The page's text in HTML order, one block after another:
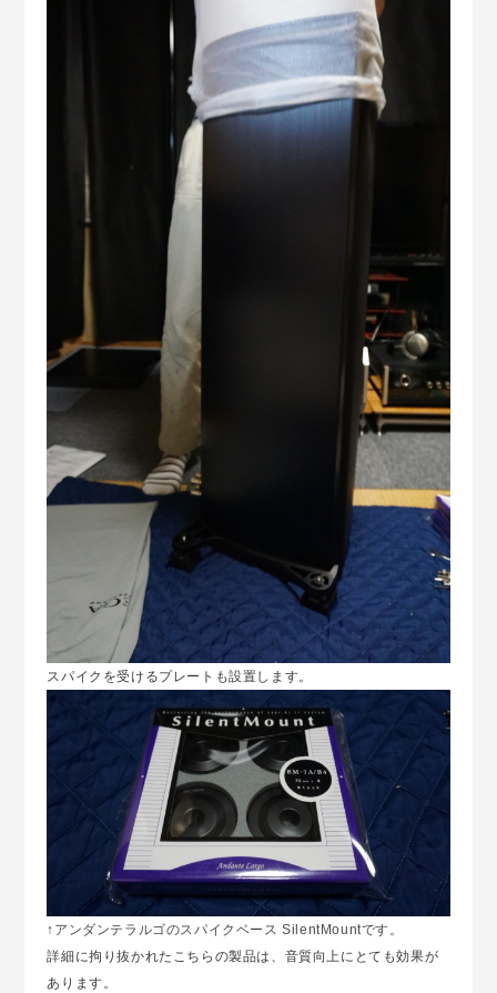
スパイクを受けるプレートも設置します。
↑ アンダンテラルゴのスパイクベースSilentMountです。
詳細に拘り抜かれたこちらの製品は、音質向上にとても効果が
あります。